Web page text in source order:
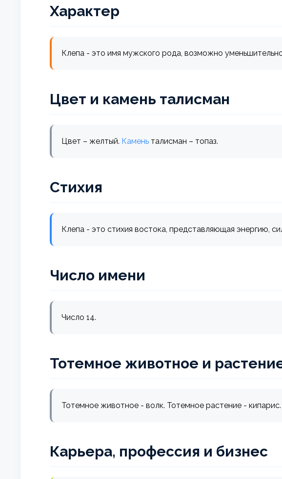
Характер
Клепа - это имя мужского рода, возможно
Цвет и камень талисман
Цвет – желтый. Камень талисман – топаз.
Стихия
Клепа - это стихия востока, представляющая энергию,
Число имени
Число 14.
Тотемное животное и
Тотемное животное - волк. Тотемное растение - кипарис.
Карьера, профессия и бизнес